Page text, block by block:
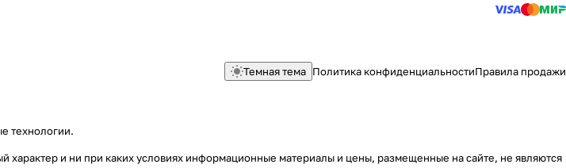
Темная тема Политика конфиденциальностиПравила продажи
технологии.
и ни при каких условиях информационные материалы и цены, размещенные на сайте, не являются